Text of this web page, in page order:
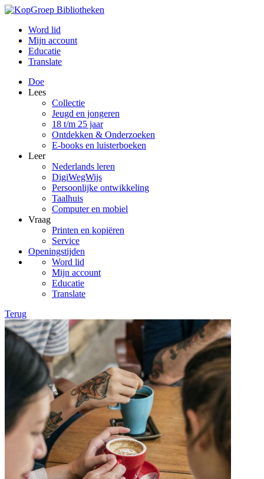
Word lid
Mijn account
Educatie
Translate
Doe
Lees
Collectie
Jeugd en jongeren
18 t/m 25 jaar
Ontdekken & Onderzoeken
E-books en luisterboeken
Leer
Nederlands leren
DigiWegWijs
Persoonlijke ontwikkeling
Taalhuis
Computer en mobiel
Vraag
Printen en kopiëren
Service
Openingstijden
Word lid
Mijn account
Educatie
Translate
Terug